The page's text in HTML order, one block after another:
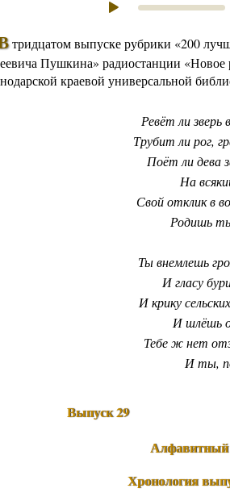
тридцатом выпуске рубрики «200
Пушкина» радиостанции «Новое
краевой универсальной
Ревёт ли зверь
Трубит ли рог,
Поёт ли дева
На
Свой отклик в
Родишь
Ты внемлешь
И гласу
И крику
И шлёшь
Тебе ж нет
И ты,
Выпуск 29
Алфавитный
Хронология